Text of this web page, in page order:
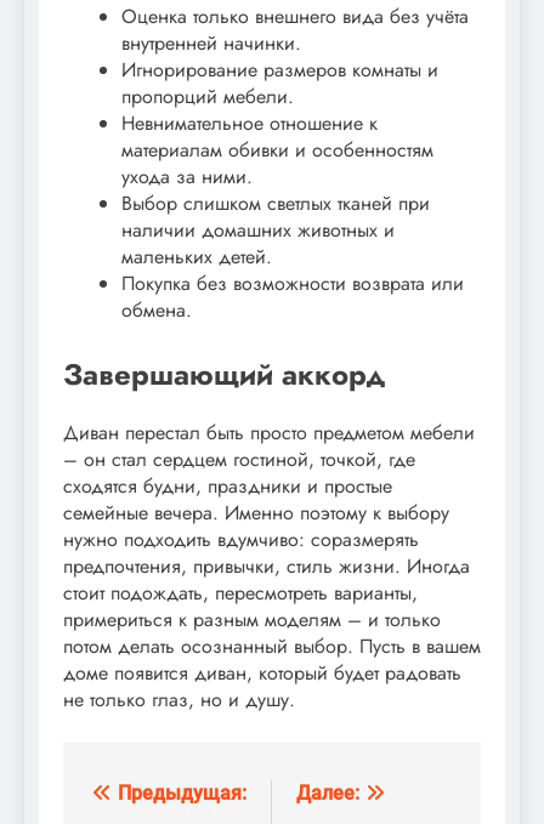
Оценка только внешнего вида без учёта
внутренней начинки.
Игнорирование размеров комнаты и
пропорций мебели.
Невнимательное отношение к
материалам обивки и особенностям
ухода за ними.
Выбор слишком светлых тканей при
наличии домашних животных и
маленьких детей.
Покупка без возможности возврата или
обмена.
Завершающий аккорд
Диван перестал быть просто предметом мебели
– он стал сердцем гостиной, точкой, где
сходятся будни, праздники и простые
семейные вечера. Именно поэтому к выбору
нужно подходить вдумчиво: соразмерять
предпочтения, привычки, стиль жизни. Иногда
стоит подождать, пересмотреть варианты,
примериться к разным моделям – и только
потом делать осознанный выбор. Пусть в вашем
доме появится диван, который будет радовать
не только глаз, но и душу.
Навигация
Предыдущая: Далее: